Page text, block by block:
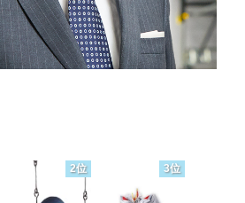
2位 3位